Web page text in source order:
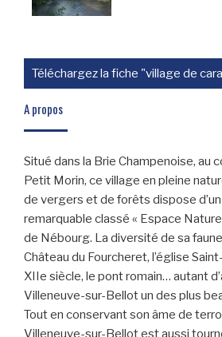
Téléchargez la fiche "village de
A propos
Situé dans la Brie Champenoise, au
Petit Morin, ce village en pleine
de vergers et de forêts dispose
remarquable classé « Espace
de Nébourg. La diversité de sa
Château du Fourcheret, l’église
XIIe siècle, le pont romain… autant
Villeneuve-sur-Bellot un des plus
Tout en conservant son âme de
Villeneuve-sur-Bellot est aussi